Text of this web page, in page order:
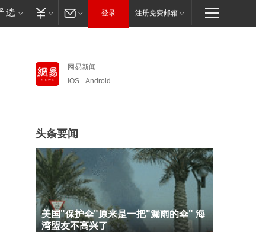
登录 注册免费邮箱
网易新闻
iOS
Android
头条要闻
美国"保护伞"原来是一把"漏雨的伞" 海
湾盟友不高兴了